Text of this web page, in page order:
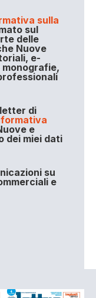
sulla
sul
delle
Nuove
e-
monografie,
di
e
dei miei dati
su
e